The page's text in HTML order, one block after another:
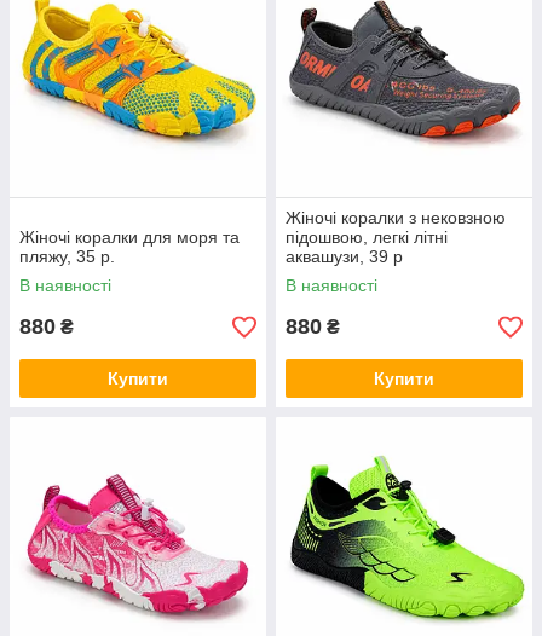
Жіночі коралки для моря та
пляжу, 35 р.
В наявності
880 ₴
Купити
Жіночі коралки з нековзною
підошвою, легкі літні
аквашузи, 39 р
В наявності
880 ₴
Купити